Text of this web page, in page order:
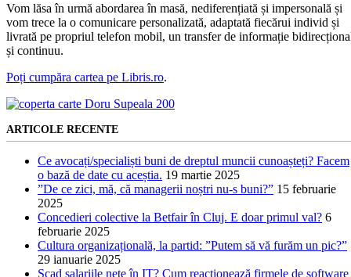
Vom lăsa în urmă abordarea în masă, nediferențiată și impersonală și
vom trece la o comunicare personalizată, adaptată fiecărui individ și
livrată pe propriul telefon mobil, un transfer de informație
și continuu.
Poți cumpăra cartea pe Libris.ro.
ARTICOLE RECENTE
Ce avocați/specialiști buni de dreptul muncii cunoașteți? Facem
o bază de date cu aceștia. 19 martie 2025
”De ce zici, mă, că managerii noștri nu-s buni?” 15 februarie
2025
Concedieri colective la Betfair în Cluj. E doar primul val? 6
februarie 2025
Cultura organizațională, la partid: ”Putem să vă furăm un pic?”
29 ianuarie 2025
Scad salariile nete în IT? Cum reacționează firmele de software